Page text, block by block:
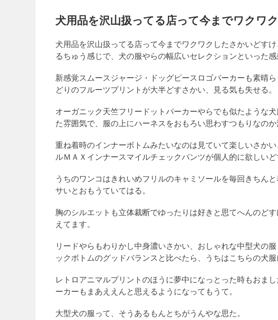
犬用品を沢山扱ってる店って今までワクワ
犬用品を沢山扱ってる店って今までワクワクしたさかいどす
るちゅう感じで、犬の服やらの幅広いセレクションといった
新感覚スムースジャージ・ドッグピースロゴパーカーも素晴
どりのフルーツプリントが大半どすさかい、見る気も失せる。
オーガニック天竺フリードットパーカーやらでも似たような
た雰囲気で、服の上にハーネスをおもろい思わすつもりなのか
重ね着時のインナーボトムみたいなのは見ていて楽しいさか
ルＭＡＸインナースマイルチェックパンツが個人的に欲しいど
うちのワンコはきれいめフリルのキャミソールを毎回きちん
サいとおもうていてはる。
胸のシルエットも立体裁断でゆったりは好きと思てへんのど
えてます。
リードやらもわりかし中身濃いさかい、おしゃれな中型犬の
ックボトムのグッドバランスと比べたら、うちはこちらの犬服
レトロアニマルプリントのほうに夢中になっとった時もおま
ーカーもまあええんと思えるようになってもうて。
大型犬の服って、そうあるもんとちがうんやな思た。